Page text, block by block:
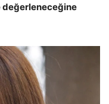
değerleneceğine